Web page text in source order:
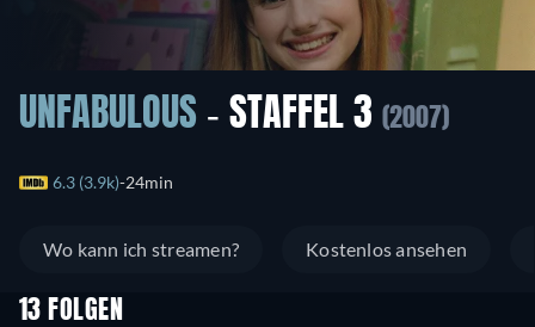
UNFABULOUS - STAFFEL 3 (2007)
6.3 (3.9k) 24min
Wo kann ich streamen? Kostenlos ansehen
13 FOLGEN